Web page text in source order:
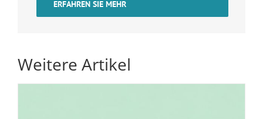
ERFAHREN SIE MEHR
Weitere Artikel